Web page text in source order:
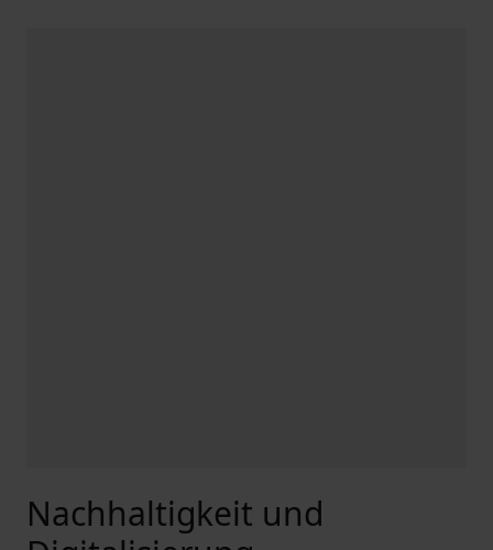
Nachhaltigkeit und